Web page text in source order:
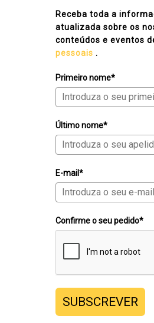
Receba toda a
atualizada sobre os
conteúdos e eventos
pessoais .
Primeiro nome*
Último nome*
E-mail*
Confirme o seu pedido*
SUBSCREVER